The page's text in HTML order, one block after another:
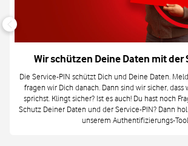
Wir schützen Deine Daten mit der
Die Service-PIN schützt Dich und Deine Daten.
fragen wir Dich danach. Dann sind wir sicher,
sprichst. Klingt sicher? Ist es auch! Du hast noch
Schutz Deiner Daten und der Service-PIN? Dann
unserem Authentifizierungs-